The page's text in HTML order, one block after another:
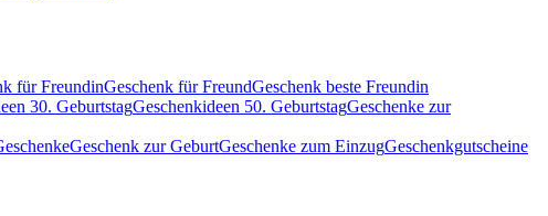
für FreundinGeschenk für FreundGeschenk beste Freundin
30. GeburtstagGeschenkideen 50. GeburtstagGeschenke zur
Geschenk zur GeburtGeschenke zum EinzugGeschenkgutscheine